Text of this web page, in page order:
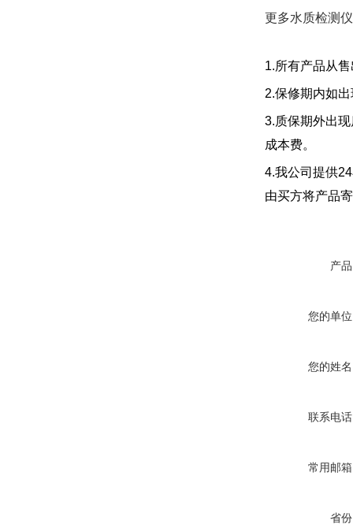
更多水质检测
1.所有产品从
2.保修期内如
3.质保期外出
成本费。
4.我公司提供
由买方将产品
产
您的单
您的姓
联系电
常用邮
省